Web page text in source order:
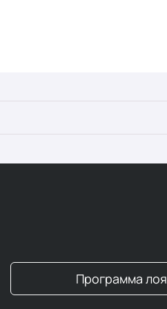
компактных гаджетов для
антиоксидантом, способным
используютмезороллер—
массажа лица и улучшения
обладают охлаждающим
Программа